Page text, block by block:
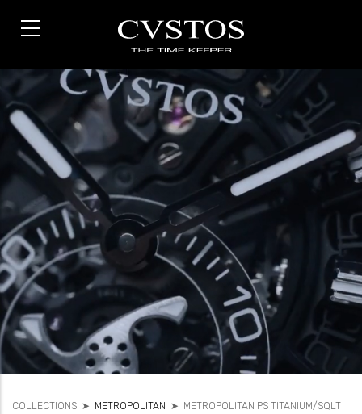
zum
COLLECTIONS ➤ METROPOLITAN ➤ METROPOLITAN PS TITANIUM/SQLT